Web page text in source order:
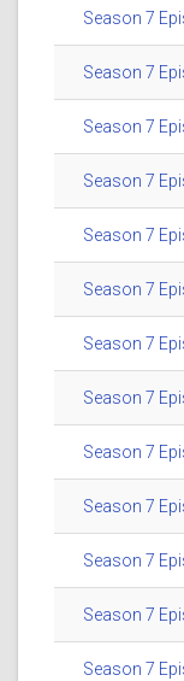
Season 7
Season 7
Season 7
Season 7
Season 7
Season 7
Season 7
Season 7
Season 7
Season 7
Season 7
Season 7
Season 7